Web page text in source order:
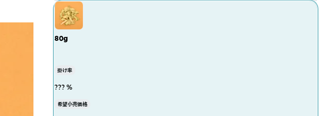
80g
掛け率
??? %
希望小売価格